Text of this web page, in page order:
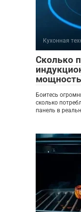
Кухонная
Сколько
Боитесь
сколько
панель в